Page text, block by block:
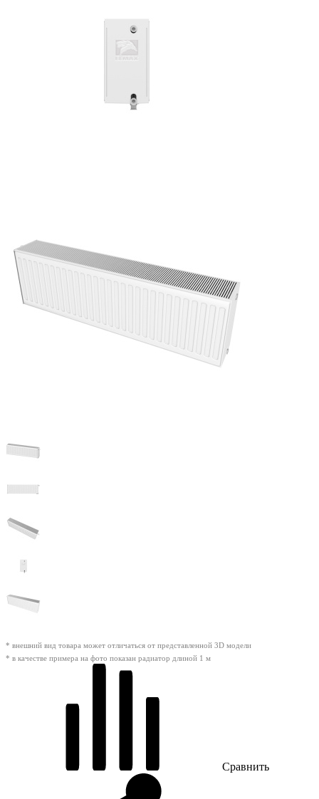
* внешний вид товара может отличаться от представленной 3D модели
* в качестве примера на фото показан радиатор длиной 1 м
Сравнить